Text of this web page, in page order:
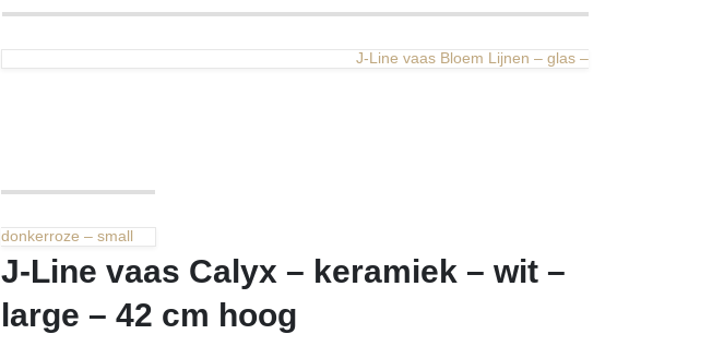
J-Line vaas Bloem Lijnen – glas –
donkerroze – small
J-Line vaas Calyx – keramiek – wit –
large – 42 cm hoog